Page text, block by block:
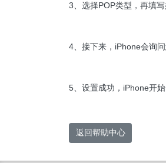
3、选择POP类型，再填
4、接下来，iPhone会询
5、设置成功，iPhone开
返回帮助中心